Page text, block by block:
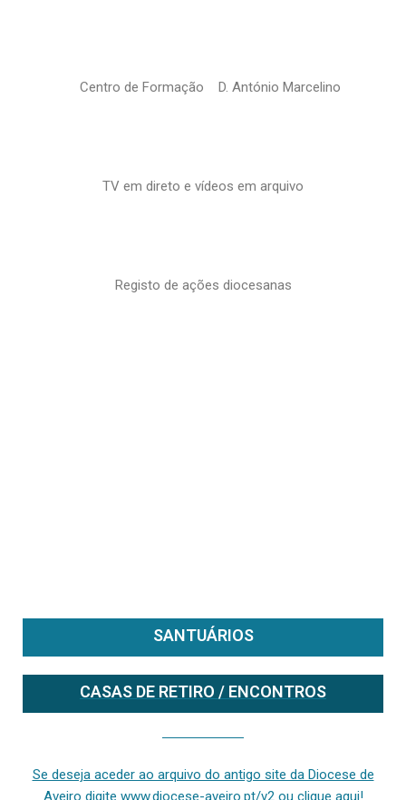
Centro de Formação D. António Marcelino
TV em direto e vídeos em arquivo
Registo de ações diocesanas
SANTUÁRIOS
CASAS DE RETIRO / ENCONTROS
Se deseja aceder ao arquivo do antigo site da Diocese de
Aveiro digite www.diocese-aveiro.pt/v2 ou clique aqui!